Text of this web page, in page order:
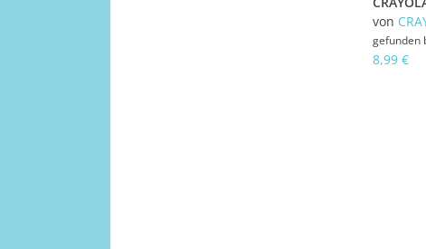
von
gefunden
8,99 €